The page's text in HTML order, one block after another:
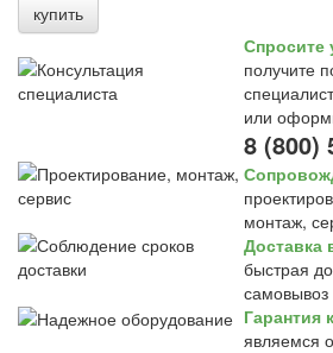
купить
Спросите
получите
или
8 (800)
монтаж,
Доставка
быстрая
самовывоз
Гарантия
являемся